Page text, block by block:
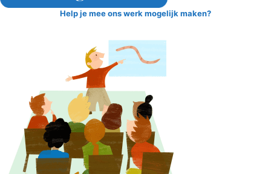
Help je mee ons werk mogelijk maken?